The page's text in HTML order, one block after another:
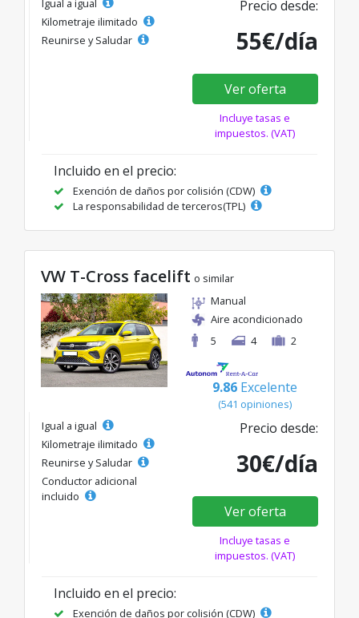
Igual a igual
Kilometraje ilimitado
Reunirse y Saludar
Precio desde:
55€/día
Ver oferta
Incluye tasas e
impuestos. (VAT)
Incluido en el precio:
Exención de daños por colisión (CDW)
La responsabilidad de terceros(TPL)
VW T-Cross facelift o similar
Manual
Aire acondicionado
5
4 2
9.86 Excelente
(541 opiniones)
Igual a igual
Kilometraje ilimitado
Reunirse y Saludar
Conductor adicional
incluido
Precio desde:
30€/día
Ver oferta
Incluye tasas e
impuestos. (VAT)
Incluido en el precio:
Exención de daños por colisión (CDW)